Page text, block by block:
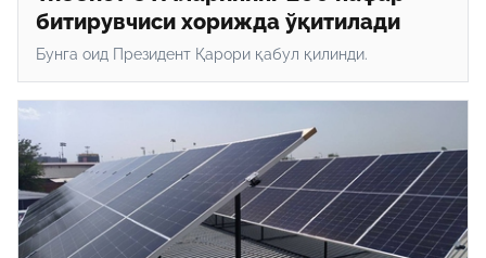
битирувчиси хорижда ўқитилади
Бунга оид Президент Қарори қабул қилинди.